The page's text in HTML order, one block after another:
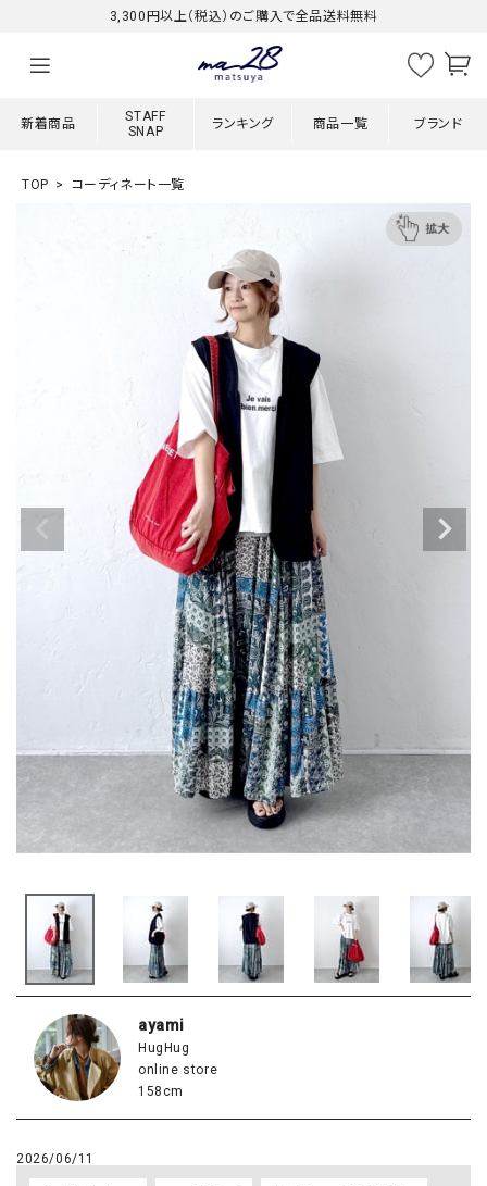
3,300円以上（税込）のご購入で全品送料無料
新着商品
STAFF
SNAP
ランキング 商品一覧 ブランド
TOP コーディネート一覧
ayami
HugHug
online store
158cm
2026/06/11